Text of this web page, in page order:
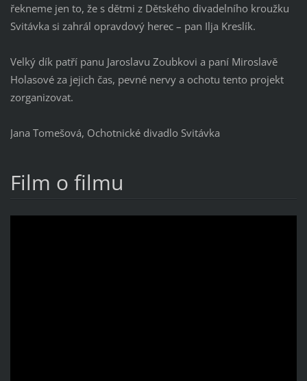
řekneme jen to, že s dětmi z Dětského divadelního kroužku
Svitávka si zahrál opravdový herec – pan Ilja Kreslík.
Velký dík patří panu Jaroslavu Zoubkovi a paní Miroslavě
Holasové za jejich čas, pevné nervy a ochotu tento projekt
zorganizovat.
Jana Tomešová, Ochotnické divadlo Svitávka
Film o filmu